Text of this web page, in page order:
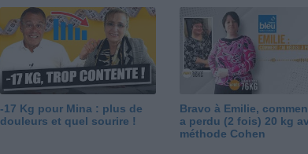
-17 Kg pour Mina : plus de
douleurs et quel sourire !
Bravo à Emilie,
a perdu (2 fois) 20 kg
méthode Cohen